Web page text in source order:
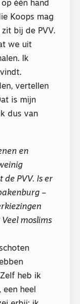
één hand
Koops mag
bij de PVV.
we uit
Ik
vertellen
is mijn
dus van
en
PVV. Is er
–
moslims
heb ik
een heel